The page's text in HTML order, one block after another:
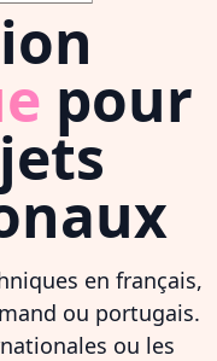
pour
en français,
ou portugais.
ou les